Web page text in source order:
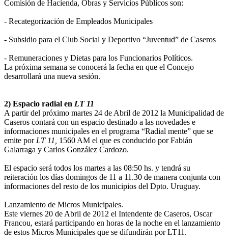
Comisión de Hacienda, Obras y Servicios Públicos son:
- Recategorización de Empleados Municipales
- Subsidio para el Club Social y Deportivo “Juventud” de Caseros
- Remuneraciones y Dietas para los Funcionarios Políticos.
La próxima semana se conocerá la fecha en que el Concejo
desarrollará una nueva sesión.
2) Espacio radial en LT 11
A partir del próximo martes 24 de Abril de 2012 la Municipalidad de
Caseros contará con un espacio destinado a las novedades e
informaciones municipales en el programa “Radial mente” que se
emite por LT 11, 1560 AM el que es conducido por Fabián
Galarraga y Carlos González Cardozo.
El espacio será todos los martes a las 08:50 hs. y tendrá su
reiteración los días domingos de 11 a 11.30 de manera conjunta con
informaciones del resto de los municipios del Dpto. Uruguay.
Lanzamiento de Micros Municipales.
Este viernes 20 de Abril de 2012 el Intendente de Caseros, Oscar
Francou, estará participando en horas de la noche en el lanzamiento
de estos Micros Municipales que se difundirán por LT11.